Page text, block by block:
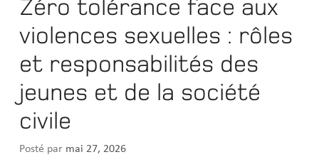
Zéro tolérance face aux
violences sexuelles : rôles
et responsabilités des
jeunes et de la société
civile
Posté par mai 27, 2026